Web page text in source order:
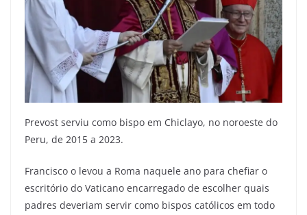
Prevost serviu como bispo em Chiclayo, no noroeste do
Peru, de 2015 a 2023.
Francisco o levou a Roma naquele ano para chefiar o
escritório do Vaticano encarregado de escolher quais
padres deveriam servir como bispos católicos em todo